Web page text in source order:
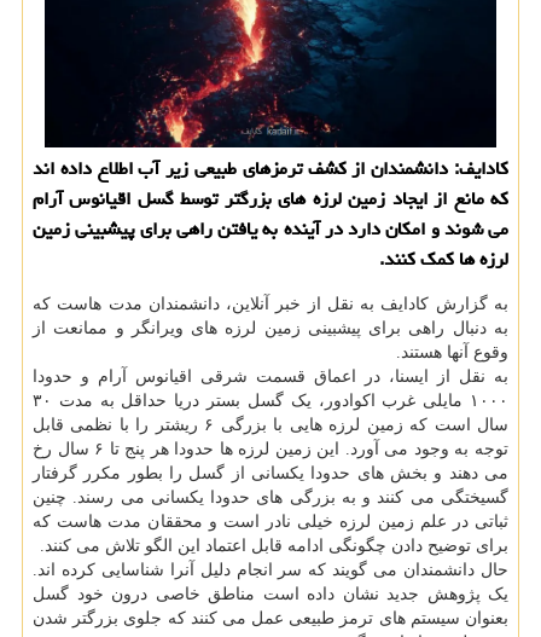
کادایف: دانشمندان از کشف ترمزهای طبیعی زیر آب اطلاع داده اند
که مانع از ایجاد زمین لرزه های بزرگتر توسط گسل اقیانوس آرام
می شوند و امکان دارد در آینده به یافتن راهی برای پیشبینی زمین
لرزه ها کمک کنند.
به گزارش کادایف به نقل از خبر آنلاین، دانشمندان مدت هاست که
به دنبال راهی برای پیشبینی زمین لرزه های ویرانگر و ممانعت از
وقوع آنها هستند.
به نقل از ایسنا، در اعماق قسمت شرقی اقیانوس آرام و حدودا
۱۰۰۰ مایلی غرب اکوادور، یک گسل بستر دریا حداقل به مدت ۳۰
سال است که زمین لرزه هایی با بزرگی ۶ ریشتر را با نظمی قابل
توجه به وجود می آورد. این زمین لرزه ها حدودا هر پنج تا ۶ سال رخ
می دهند و بخش های حدودا یکسانی از گسل را بطور مکرر گرفتار
گسیختگی می کنند و به بزرگی های حدودا یکسانی می رسند. چنین
ثباتی در علم زمین لرزه خیلی نادر است و محققان مدت هاست که
برای توضیح دادن چگونگی ادامه قابل اعتماد این الگو تلاش می کنند.
حال دانشمندان می گویند که سر انجام دلیل آنرا شناسایی کرده اند.
یک پژوهش جدید نشان داده است مناطق خاصی درون خود گسل
بعنوان سیستم های ترمز طبیعی عمل می کنند که جلوی بزرگتر شدن